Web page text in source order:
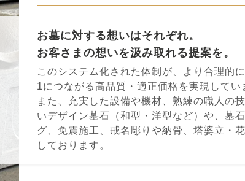
お墓に対する想いはそれぞれ。
お客さまの想いを汲み取れる提案を。
このシステム化された体制が、より合理的
1につながる⾼品質・適正価格を実現してい
また、充実した設備や機材、熟練の職⼈の
いデザイン墓⽯（和型・洋型など）や、墓
グ、免震施⼯、戒名彫りや納⾻、塔婆⽴・
しております。